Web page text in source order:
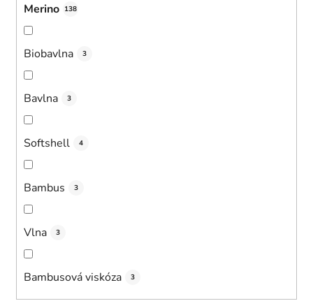
Merino 138
Biobavlna 3
Bavlna 3
Softshell 4
Bambus 3
Vlna 3
Bambusová viskóza 3